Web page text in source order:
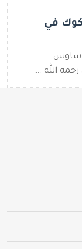
في
2024-03-18 22:22:17. الوساوس
الله ...